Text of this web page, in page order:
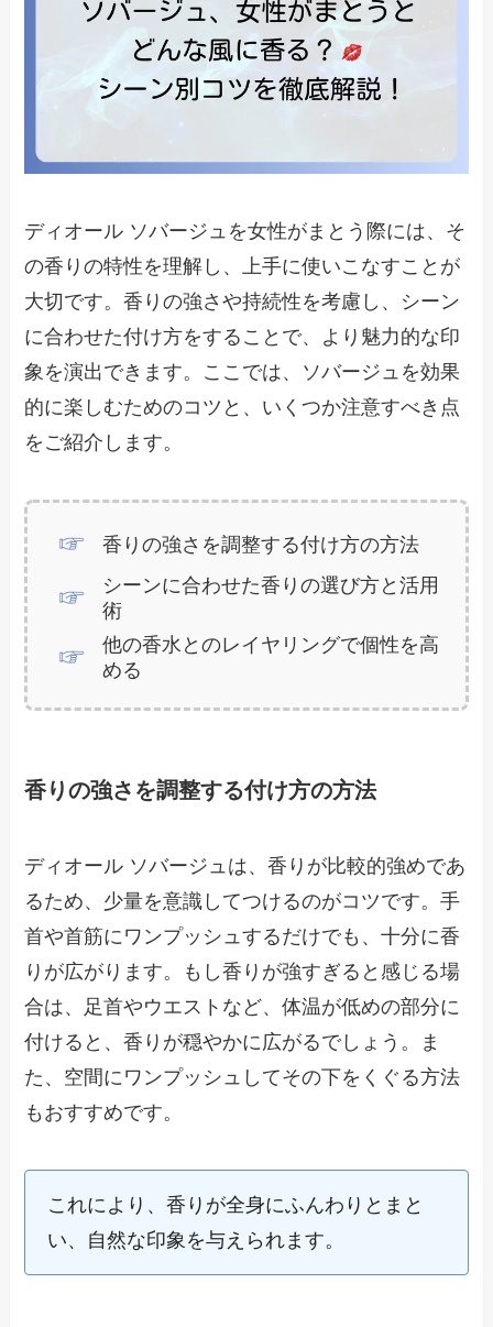
ディオール ソバージュを女性がまとう際には、そ
の香りの特性を理解し、上手に使いこなすことが
大切です。香りの強さや持続性を考慮し、シーン
に合わせた付け方をすることで、より魅力的な印
象を演出できます。ここでは、ソバージュを効果
的に楽しむためのコツと、いくつか注意すべき点
をご紹介します。
香りの強さを調整する付け方の方法
シーンに合わせた香りの選び方と活用
術
他の香水とのレイヤリングで個性を高
める
香りの強さを調整する付け方の方法
ディオール ソバージュは、香りが比較的強めであ
るため、少量を意識してつけるのがコツです。手
首や首筋にワンプッシュするだけでも、十分に香
りが広がります。もし香りが強すぎると感じる場
合は、足首やウエストなど、体温が低めの部分に
付けると、香りが穏やかに広がるでしょう。ま
た、空間にワンプッシュしてその下をくぐる方法
もおすすめです。
これにより、香りが全身にふんわりとまと
い、自然な印象を与えられます。